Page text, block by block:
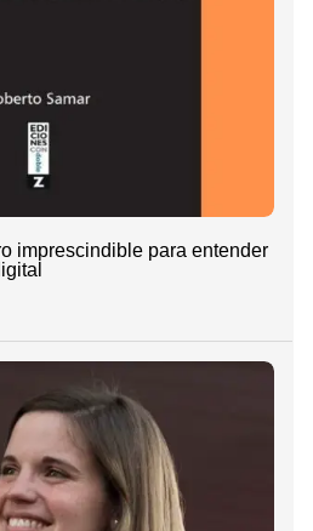
imprescindible para entender